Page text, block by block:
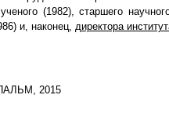
(1982), старшего
и, наконец, директора
2015